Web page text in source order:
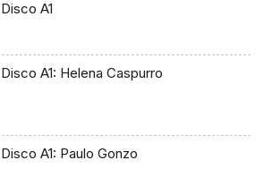
Disco A1
Disco A1: Helena Caspurro
Disco A1: Paulo Gonzo